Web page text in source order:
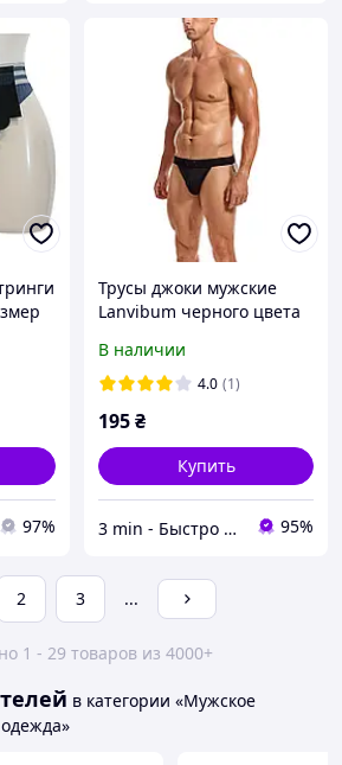
97%
Трусы джоки мужские
Lanvibum черного цвета
В наличии
4.0 (1)
195₴
Купить
3 min - Быстро найдете то , что Понравится 95%
2 3 ...
1 - 29 товаров из 4000+
в категории «Мужское